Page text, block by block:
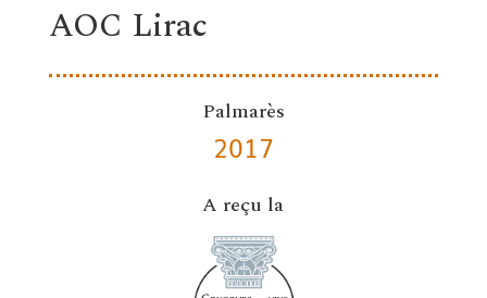
AOC Lirac
Palmarès
2017
A reçu la